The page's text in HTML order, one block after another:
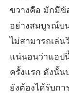
ขวางคือ มักมีข้
อย่างสมบูรณ์บ
ไม่สามารถเล่
แน่นอนว่าแอป
ครั้งแรก ดังนั้น
ยังต้องได้รับกา